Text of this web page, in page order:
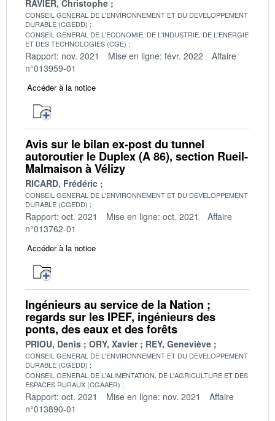
RAVIER, Christophe
CONSEIL GENERAL DE L'ENVIRONNEMENT ET DU DEVELOPPEMENT
DURABLE (CGEDD)
CONSEIL GENERAL DE L'ECONOMIE, DE L'INDUSTRIE, DE L'ENERGIE
ET DES TECHNOLOGIES (CGE)
Rapport: nov. 2021 Mise en ligne: févr. 2022
Affaire
n°013959-01
Accéder à la notice
Avis sur le bilan ex-post du tunnel
autoroutier le Duplex (A 86), section Rueil-
Malmaison à Vélizy
RICARD, Frédéric
CONSEIL GENERAL DE L'ENVIRONNEMENT ET DU DEVELOPPEMENT
DURABLE (CGEDD)
Rapport: oct. 2021 Mise en ligne: oct. 2021
Affaire
n°013762-01
Accéder à la notice
Ingénieurs au service de la Nation ;
regards sur les IPEF, ingénieurs des
ponts, des eaux et des forêts
PRIOU, Denis ORY, Xavier REY, Geneviève
CONSEIL GENERAL DE L'ENVIRONNEMENT ET DU DEVELOPPEMENT
DURABLE (CGEDD)
CONSEIL GENERAL DE L'ALIMENTATION, DE L'AGRICULTURE ET DES
ESPACES RURAUX (CGAAER)
Rapport: oct. 2021 Mise en ligne: nov. 2021
Affaire
n°013890-01